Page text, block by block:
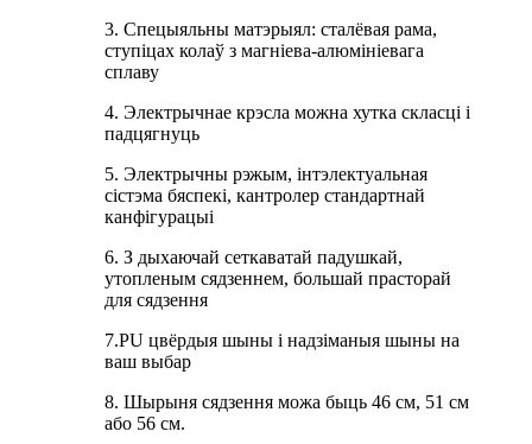
3. Спецыяльны матэрыял: сталёвая рама,
ступіцах колаў з магніева-алюмініевага
сплаву
4. Электрычнае крэсла можна хутка скласці і
падцягнуць
5. Электрычны рэжым, інтэлектуальная
сістэма бяспекі, кантролер стандартнай
канфігурацыі
6. З дыхаючай сеткаватай падушкай,
утопленым сядзеннем, большай прасторай
для сядзення
7.PU цвёрдыя шыны і надзіманыя шыны на
ваш выбар
8. Шырыня сядзення можа быць 46 см, 51 см
або 56 см.